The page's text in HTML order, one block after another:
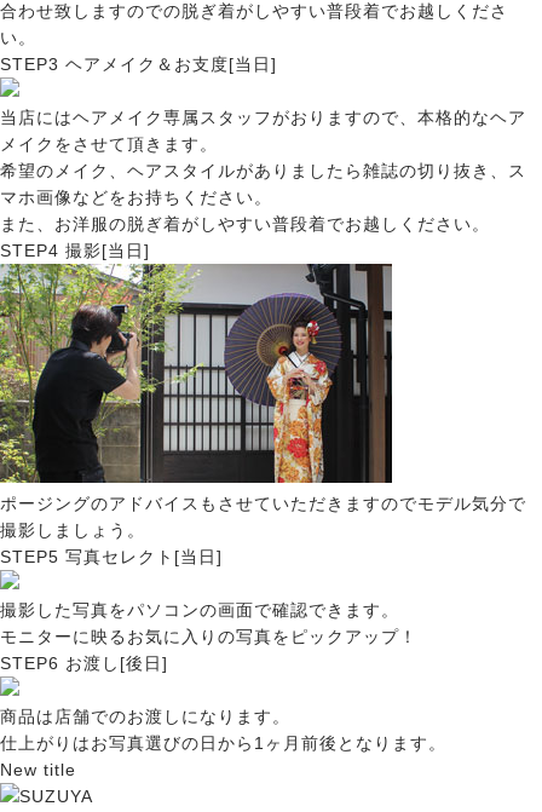
合わせ致しますのでの脱ぎ着がしやすい普段着でお越しくださ
い。
STEP3 ヘアメイク＆お支度[当日]
当店にはヘアメイク専属スタッフがおりますので、本格的なヘア
メイクをさせて頂きます。
希望のメイク、ヘアスタイルがありましたら雑誌の切り抜き、ス
マホ画像などをお持ちください。
また、お洋服の脱ぎ着がしやすい普段着でお越しください。
STEP4 撮影[当日]
ポージングのアドバイスもさせていただきますのでモデル気分で
撮影しましょう。
STEP5 写真セレクト[当日]
撮影した写真をパソコンの画面で確認できます。
モニターに映るお気に入りの写真をピックアップ！
STEP6 お渡し[後日]
商品は店舗でのお渡しになります。
仕上がりはお写真選びの日から1ヶ月前後となります。
New title